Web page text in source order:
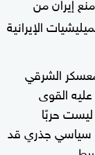
الإيرانية
الشرقي
القوى
حربًا
سياسي جذري قد